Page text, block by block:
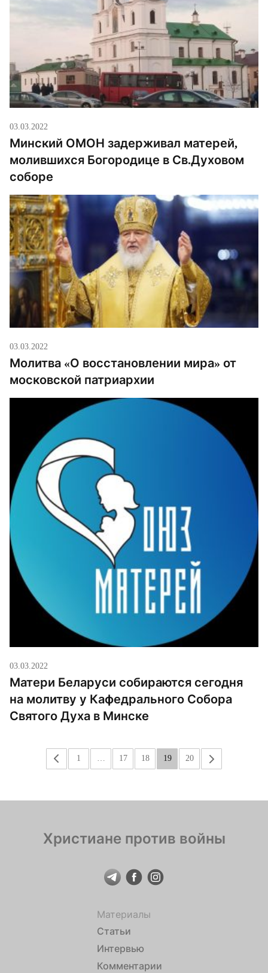
03.03.2022
Минский ОМОН задерживал матерей,
молившихся Богородице в Св.Духовом
соборе
03.03.2022
Молитва «О восстановлении мира» от
московской патриархии
03.03.2022
Матери Беларуси собираются сегодня
на молитву у Кафедрального Собора
Святого Духа в Минске
« 1 17 18 19 20 »
Христиане против войны
Материалы
Статьи
Интервью
Комментарии